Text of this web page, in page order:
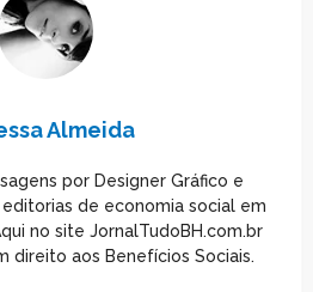
Almeida
por Designer Gráfico e
de economia social em
no site JornalTudoBH.com.br
direito aos Benefícios Sociais.